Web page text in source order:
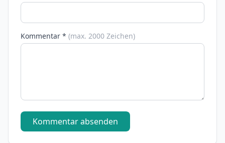
Kommentar * (max. 2000 Zeichen)
Kommentar absenden